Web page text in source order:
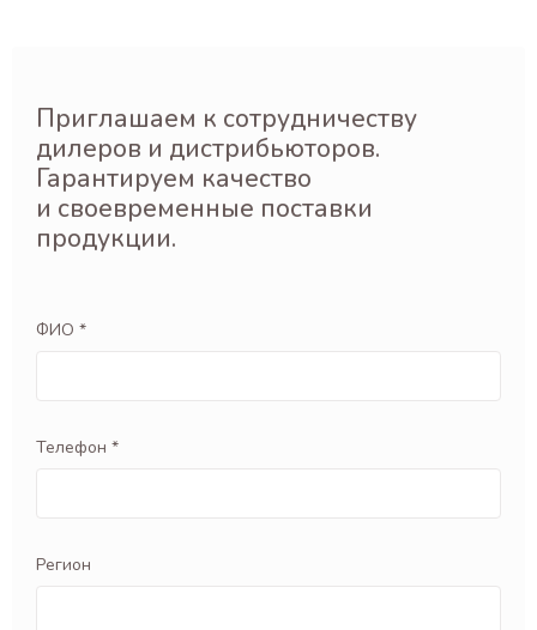
Приглашаем к сотрудничеству
дилеров и дистрибьюторов.
Гарантируем качество
и своевременные поставки
продукции.
ФИО *
Телефон *
Регион